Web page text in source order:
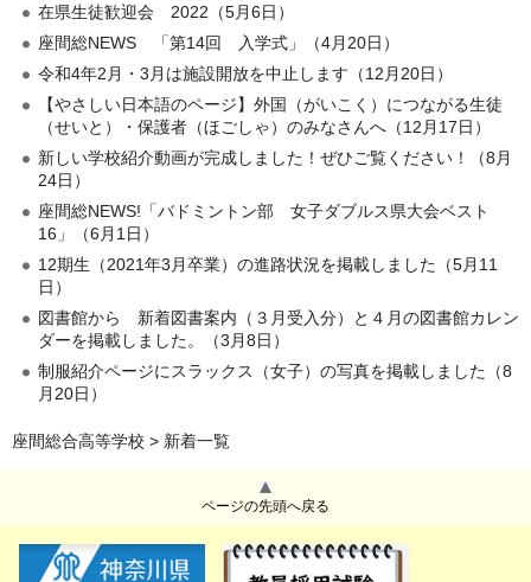
在県生徒歓迎会 2022（5月6日）
座間総NEWS 「第14回 入学式」（4月20日）
令和4年2月・3月は施設開放を中止します（12月20日）
【やさしい日本語のページ】外国（がいこく）につながる生徒
（せいと）・保護者（ほごしゃ）のみなさんへ（12月17日）
新しい学校紹介動画が完成しました！ぜひご覧ください！（8月
24日）
座間総NEWS!「バドミントン部 女子ダブルス県大会ベスト
16」（6月1日）
12期生（2021年3月卒業）の進路状況を掲載しました（5月11
日）
図書館から 新着図書案内（３月受入分）と４月の図書館カレン
ダーを掲載しました。（3月8日）
制服紹介ページにスラックス（女子）の写真を掲載しました（8
月20日）
座間総合高等学校 > 新着一覧
ページの先頭へ戻る